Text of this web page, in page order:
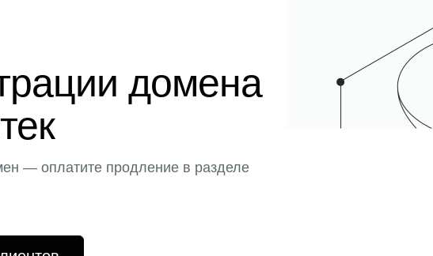
домена
— оплатите продление в разделе